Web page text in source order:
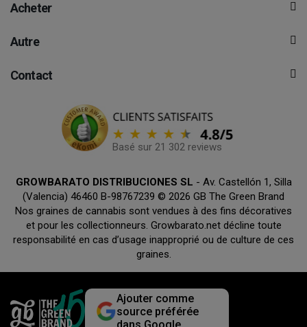
Acheter
Autre
Contact
Basé sur 21 302 reviews
GROWBARATO DISTRIBUCIONES SL - Av. Castellón 1, Silla
(Valencia) 46460 B-98767239 © 2026 GB The Green Brand
Nos graines de cannabis sont vendues à des fins décoratives
et pour les collectionneurs. Growbarato.net décline toute
responsabilité en cas d’usage inapproprié ou de culture de ces
graines.
Ajouter comme
source préférée